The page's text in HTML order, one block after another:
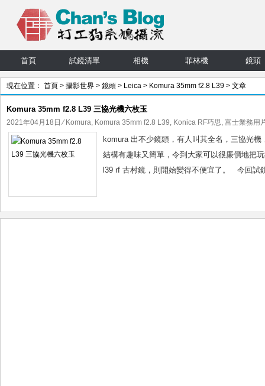
首頁 試鏡清單 相機 菲林機 鏡頭
現在位置： 首頁 > 攝影世界 > 鏡頭 > Leica > Komura 35mm f2.8 L39 > 文章
Komura 35mm f2.8 L39 三協光機六枚玉
2021年04月18日 ⁄ Komura, Komura 35mm f2.8 L39, Konica RF巧思, 富士業務用
komura 出不少鏡頭，有人叫其全名，三協光
結構有趣味又簡單，令到大家可以很廉價地把
l39 rf 古村鏡，則開始變得不便宜了。 今回試